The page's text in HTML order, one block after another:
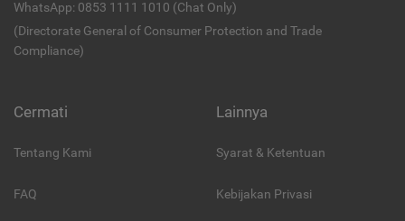
WhatsApp: 0853 1111 1010 (Chat Only)
(Directorate General of Consumer Protection and Trade
Compliance)
Cermati
Tentang Kami
FAQ
Lainnya
Syarat & Ketentuan
Kebijakan Privasi